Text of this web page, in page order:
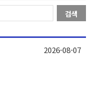
검색
2026-08-07